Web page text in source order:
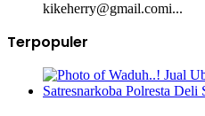
kikeherry@gmail.comi...
Terpopuler